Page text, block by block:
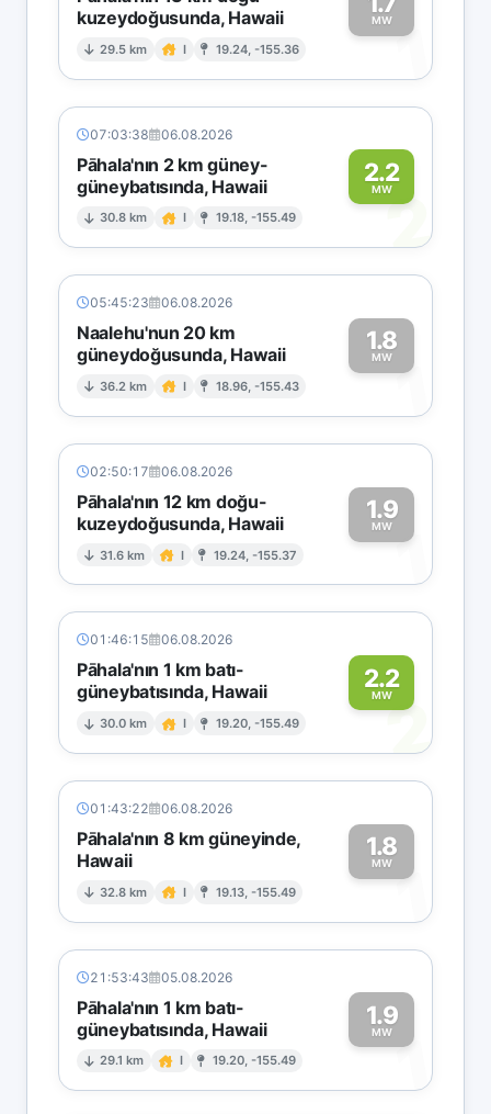
kuzeydoğusunda, Hawaii
29.5 km I 19.24, -155.36
MW1
07:03:38 06.08.2026
Pāhala'nın 2 km güney-
güneybatısında, Hawaii
30.8 km I 19.18, -155.49
2.2
MW2
05:45:23 06.08.2026
Naalehu'nun 20 km
güneydoğusunda, Hawaii
36.2 km I 18.96, -155.43
1.8
MW1
02:50:17 06.08.2026
Pāhala'nın 12 km doğu-
kuzeydoğusunda, Hawaii
31.6 km I 19.24, -155.37
1.9
MW1
01:46:15 06.08.2026
Pāhala'nın 1 km batı-
güneybatısında, Hawaii
30.0 km I 19.20, -155.49
2.2
MW2
01:43:22 06.08.2026
Pāhala'nın 8 km güneyinde,
Hawaii
32.8 km I 19.13, -155.49
1.8
MW1
21:53:43 05.08.2026
Pāhala'nın 1 km batı-
güneybatısında, Hawaii
29.1 km I 19.20, -155.49
1.9
MW1